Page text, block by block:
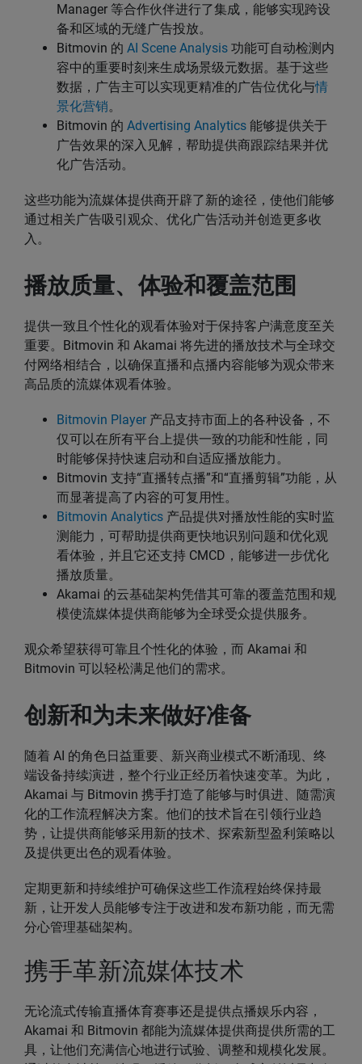
Manager 等合作伙伴进行了集成，能够实现跨设
备和区域的无缝广告投放。
Bitmovin 的 AI Scene Analysis 功能可自动检测内
容中的重要时刻来生成场景级元数据。基于这些
数据，广告主可以实现更精准的广告位优化与情
景化营销。
Bitmovin 的 Advertising Analytics 能够提供关于
广告效果的深入见解，帮助提供商跟踪结果并优
化广告活动。
这些功能为流媒体提供商开辟了新的途径，使他们能够
通过相关广告吸引观众、优化广告活动并创造更多收
入。
播放质量、体验和覆盖范围
提供一致且个性化的观看体验对于保持客户满意度至关
重要。Bitmovin 和 Akamai 将先进的播放技术与全球交
付网络相结合，以确保直播和点播内容能够为观众带来
高品质的流媒体观看体验。
Bitmovin Player 产品支持市面上的各种设备，不
仅可以在所有平台上提供一致的功能和性能，同
时能够保持快速启动和自适应播放能力。
Bitmovin 支持“直播转点播”和“直播剪辑”功能，从
而显著提高了内容的可复用性。
Bitmovin Analytics 产品提供对播放性能的实时监
测能力，可帮助提供商更快地识别问题和优化观
看体验，并且它还支持 CMCD，能够进一步优化
播放质量。
Akamai 的云基础架构凭借其可靠的覆盖范围和规
模使流媒体提供商能够为全球受众提供服务。
观众希望获得可靠且个性化的体验，而 Akamai 和
Bitmovin 可以轻松满足他们的需求。
创新和为未来做好准备
随着 AI 的角色日益重要、新兴商业模式不断涌现、终
端设备持续演进，整个行业正经历着快速变革。为此，
Akamai 与 Bitmovin 携手打造了能够与时俱进、随需演
化的工作流程解决方案。他们的技术旨在引领行业趋
势，让提供商能够采用新的技术、探索新型盈利策略以
及提供更出色的观看体验。
定期更新和持续维护可确保这些工作流程始终保持最
新，让开发人员能够专注于改进和发布新功能，而无需
分心管理基础架构。
携手革新流媒体技术
无论流式传输直播体育赛事还是提供点播娱乐内容，
Akamai 和 Bitmovin 都能为流媒体提供商提供所需的工
具，让他们充满信心地进行试验、调整和规模化发展。